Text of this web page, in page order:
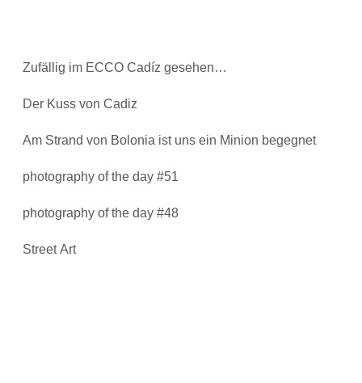
Zufällig im ECCO Cadíz gesehen…
Der Kuss von Cadiz
Am Strand von Bolonia ist uns ein Minion begegnet
photography of the day #51
photography of the day #48
Street Art